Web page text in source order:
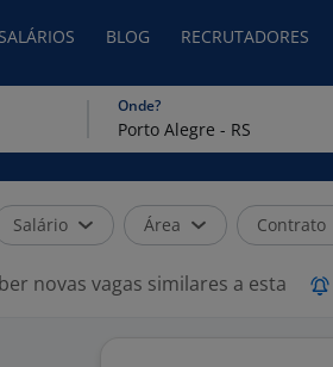
SALÁRIOS BLOG RECRUTADORES
Onde?
Salário Área Contrato
novas vagas similares a esta